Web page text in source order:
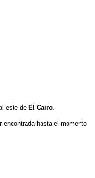
este de El Cairo.
encontrada hasta el momento